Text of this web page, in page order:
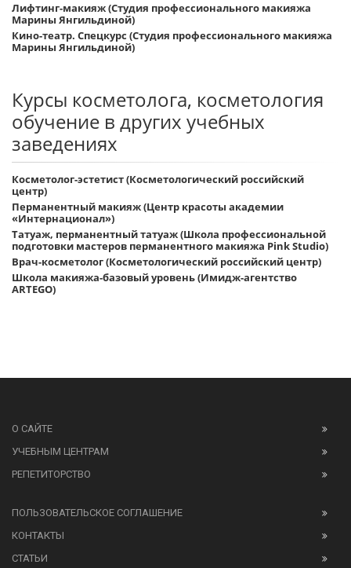
Лифтинг-макияж (Студия профессионального макияжа
Марины Янгильдиной)
Кино-театр. Спецкурс (Студия профессионального макияжа
Марины Янгильдиной)
Курсы косметолога, косметология
обучение в других учебных
заведениях
Косметолог-эстетист (Косметологический российский
центр)
Перманентный макияж (Центр красоты академии
«Интернационал»)
Татуаж, перманентный татуаж (Школа профессиональной
подготовки мастеров перманентного макияжа Pink Studio)
Врач-косметолог (Косметологический российский центр)
Школа макияжа-базовый уровень (Имидж-агентство
ARTEGO)
О САЙТЕ
УЧЕБНЫМ ЦЕНТРАМ
РЕПЕТИТОРСТВО
ПОЛЬЗОВАТЕЛЬСКОЕ СОГЛАШЕНИЕ
КОНТАКТЫ
СТАТЬИ